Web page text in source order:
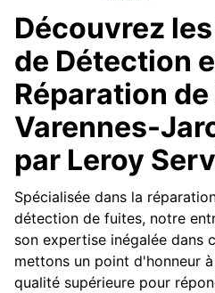
Découvrez
de Détection
Réparation
Varennes-
par Leroy
Spécialisée dans la
détection de fuites, notre
son expertise inégalée dans
mettons un point d'honneur
qualité supérieure pour